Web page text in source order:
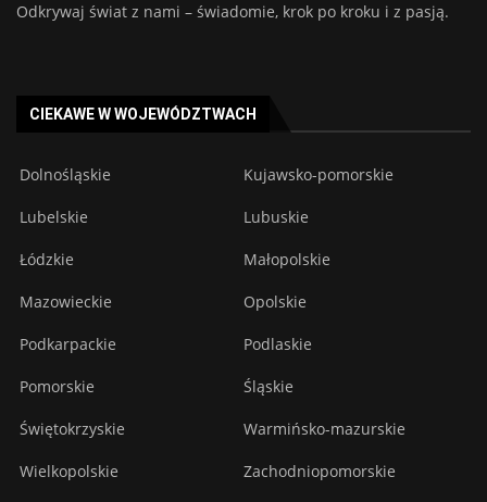
Odkrywaj świat z nami – świadomie, krok po kroku i z pasją.
CIEKAWE W WOJEWÓDZTWACH
Dolnośląskie Kujawsko-pomorskie
Lubelskie Lubuskie
Łódzkie Małopolskie
Mazowieckie Opolskie
Podkarpackie Podlaskie
Pomorskie Śląskie
Świętokrzyskie Warmińsko-mazurskie
Wielkopolskie Zachodniopomorskie